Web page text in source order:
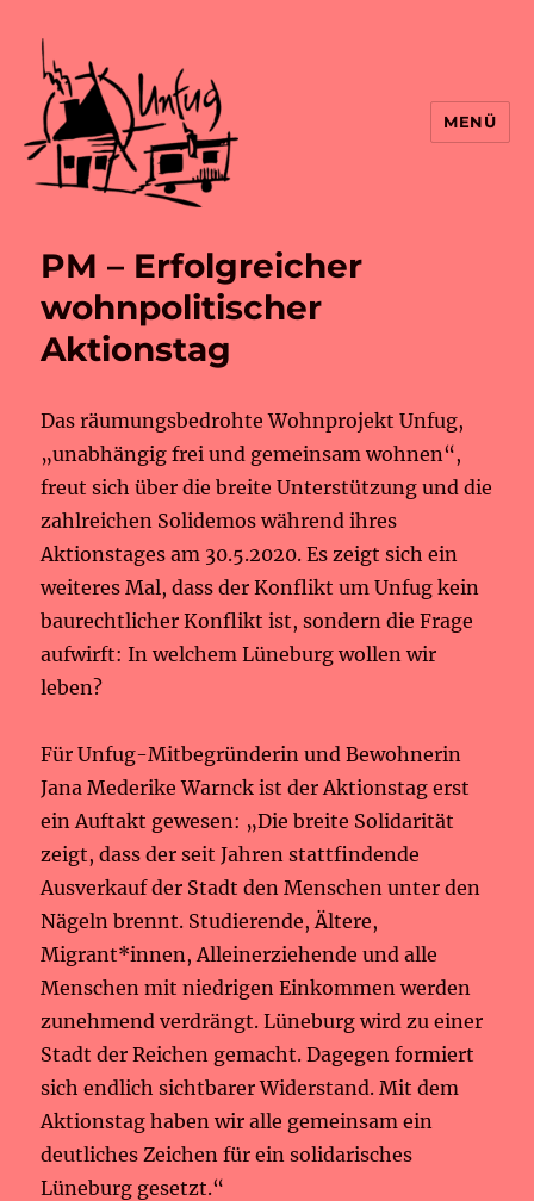
MENÜ
PM – Erfolgreicher
wohnpolitischer
Aktionstag
Das räumungsbedrohte Wohnprojekt Unfug,
„unabhängig frei und gemeinsam wohnen“,
freut sich über die breite Unterstützung und die
zahlreichen Solidemos während ihres
Aktionstages am 30.5.2020. Es zeigt sich ein
weiteres Mal, dass der Konflikt um Unfug kein
baurechtlicher Konflikt ist, sondern die Frage
aufwirft: In welchem Lüneburg wollen wir
leben?
Für Unfug-Mitbegründerin und Bewohnerin
Jana Mederike Warnck ist der Aktionstag erst
ein Auftakt gewesen: „Die breite Solidarität
zeigt, dass der seit Jahren stattfindende
Ausverkauf der Stadt den Menschen unter den
Nägeln brennt. Studierende, Ältere,
Migrant*innen, Alleinerziehende und alle
Menschen mit niedrigen Einkommen werden
zunehmend verdrängt. Lüneburg wird zu einer
Stadt der Reichen gemacht. Dagegen formiert
sich endlich sichtbarer Widerstand. Mit dem
Aktionstag haben wir alle gemeinsam ein
deutliches Zeichen für ein solidarisches
Lüneburg gesetzt.“